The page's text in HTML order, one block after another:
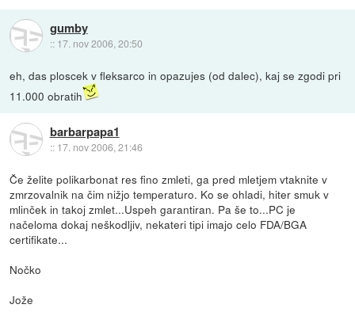
gumby
:: 17. nov 2006, 20:50
eh, das ploscek v fleksarco in opazujes (od dalec), kaj se zgodi pri
11.000 obratih
barbarpapa1
:: 17. nov 2006, 21:46
Če želite polikarbonat res fino zmleti, ga pred mletjem vtaknite v
zmrzovalnik na čim nižjo temperaturo. Ko se ohladi, hiter smuk v
mlinček in takoj zmlet...Uspeh garantiran. Pa še to...PC je
načeloma dokaj neškodljiv, nekateri tipi imajo celo FDA/BGA
certifikate...
Nočko
Jože